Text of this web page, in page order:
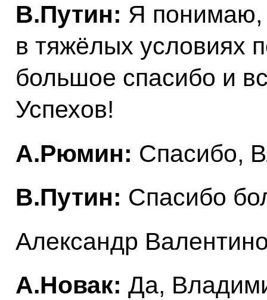
В.Путин: Я понимаю,
в тяжёлых условиях
большое спасибо и
Успехов!
А.Рюмин: Спасибо,
В.Путин: Спасибо
Александр
А.Новак: Да,